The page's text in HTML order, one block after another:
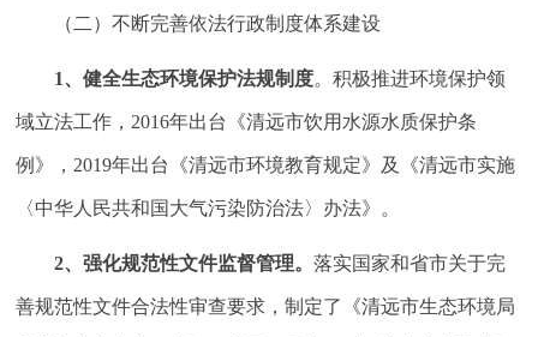
（二）不断完善依法行政制度体系建设
1、健全生态环境保护法规制度。积极推进环境保护领
域立法工作，2016年出台《清远市饮用水源水质保护条
例》，2019年出台《清远市环境教育规定》及《清远市实施
〈中华人民共和国大气污染防治法〉办法》。
2、强化规范性文件监督管理。落实国家和省市关于完
善规范性文件合法性审查要求，制定了《清远市生态环境局